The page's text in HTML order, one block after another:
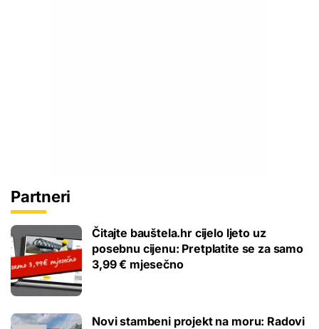
Partneri
Čitajte bauštela.hr cijelo ljeto uz
posebnu cijenu: Pretplatite se za samo
3,99 € mjesečno
Novi stambeni projekt na moru: Radovi